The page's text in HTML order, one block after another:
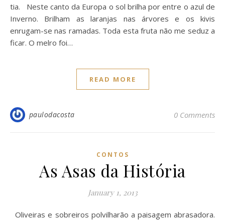
tia. Neste canto da Europa o sol brilha por entre o azul de
Inverno. Brilham as laranjas nas árvores e os kivis
enrugam-se nas ramadas. Toda esta fruta não me seduz a
ficar. O melro foi…
READ MORE
paulodacosta 0 Comments
CONTOS
As Asas da História
January 1, 2013
Oliveiras e sobreiros polvilharão a paisagem abrasadora.